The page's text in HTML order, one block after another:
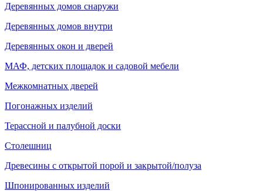
Деревянных домов снаружи
Деревянных домов внутри
Деревянных окон и дверей
МАФ, детских площадок и садовой мебели
Межкомнатных дверей
Погонажных изделий
Терассной и палубной доски
Столешниц
Древесины с открытой порой и закрытой/полуза
Шпонированных изделий